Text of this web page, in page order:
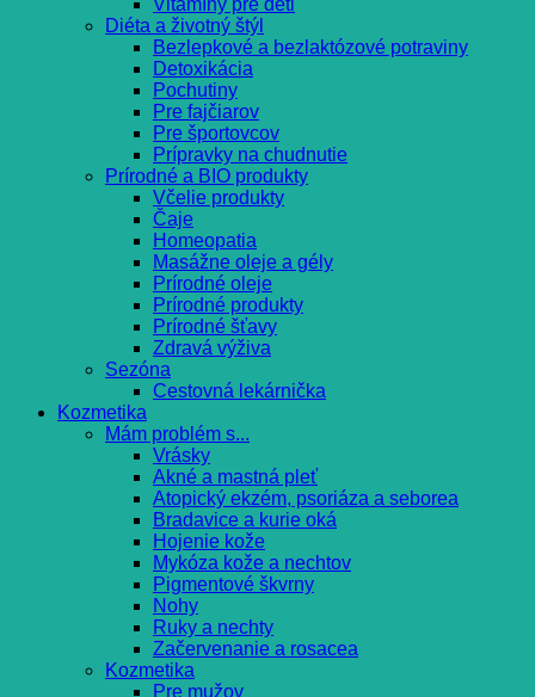
Diéta a životný štýl
Bezlepkové a bezlaktózové potraviny
Detoxikácia
Pochutiny
Pre fajčiarov
Pre športovcov
Prípravky na chudnutie
Prírodné a BIO produkty
Včelie produkty
Čaje
Homeopatia
Masážne oleje a gély
Prírodné oleje
Prírodné produkty
Prírodné šťavy
Zdravá výživa
Sezóna
Cestovná lekárnička
Kozmetika
Mám problém s...
Vrásky
Akné a mastná pleť
Atopický ekzém, psoriáza a seborea
Bradavice a kurie oká
Hojenie kože
Mykóza kože a nechtov
Pigmentové škvrny
Nohy
Ruky a nechty
Začervenanie a rosacea
Kozmetika
Pre mužov